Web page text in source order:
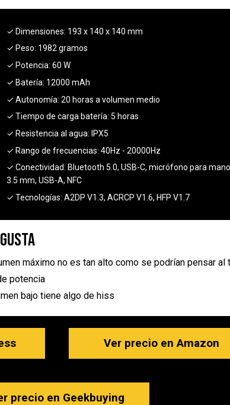
✓ Dimensiones: 193 x 140 x 140 mm
✓ Peso: 1982 gramos
✓ Potencia: 60 W
✓ Batería: 12000 mAh
✓ Autonomía: 20 horas a volumen medio
✓ Tiempo de carga batería: 5 horas
✓ Resistencia al agua: IPX5
✓ Rango de frecuencias: 40Hz - 20000Hz
✓ Conectividad: Bluetooth 5.0, USB-C, micrófono para
3.5 mm, USB-A, NFC
✓ Tecnologías: A2DP V1.3, ACRCP V1.6, HFP V1.7
máximo no es tan alto como se podrían pensar al
potencia
bajo tiene algo de hiss
Ver precio en Amazon
precio en Geekbuying